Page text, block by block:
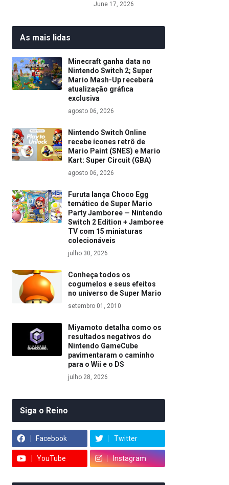
June 17, 2026
As mais lidas
Minecraft ganha data no
Nintendo Switch 2; Super
Mario Mash-Up receberá
atualização gráfica
exclusiva
agosto 06, 2026
Nintendo Switch Online
recebe ícones retrô de
Mario Paint (SNES) e Mario
Kart: Super Circuit (GBA)
agosto 06, 2026
Furuta lança Choco Egg
temático de Super Mario
Party Jamboree — Nintendo
Switch 2 Edition + Jamboree
TV com 15 miniaturas
colecionáveis
julho 30, 2026
Conheça todos os
cogumelos e seus efeitos
no universo de Super Mario
setembro 01, 2010
Miyamoto detalha como os
resultados negativos do
Nintendo GameCube
pavimentaram o caminho
para o Wii e o DS
julho 28, 2026
Siga o Reino
Facebook Twitter
YouTube Instagram